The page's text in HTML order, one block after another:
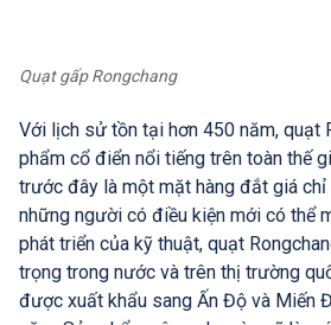
Quạt gấp Rongchang
Với lịch sử tồn tại hơn 450 năm, quạt
phẩm cổ điển nổi tiếng trên toàn thế
trước đây là một mặt hàng đắt giá
những người có điều kiện mới có thể
phát triển của kỹ thuật, quạt
trọng trong nước và trên thị trường
được xuất khẩu sang Ấn Độ và Miến